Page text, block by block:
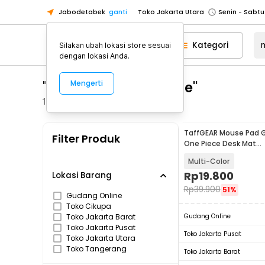
Jabodetabek ganti Toko Jakarta Utara
Toko Tangerang
Toko Cikupa
Pick n Go Jakarta Barat
Senin -
Pick n Go Bekasi
Toko Jakarta Barat
Senin -
Toko Tangerang
Kategori
"mousepad one piece"
100
Filter Produk
Lokasi Barang
Gudang Online
Toko Cikupa
Toko Jakarta Barat
Toko Jakarta Pusat
Toko Jakarta Utara
Toko Tangerang
TaffGEAR Mouse Pad
One Piece Desk Mat
Multi-Color
Rp19.800
Rp39.900 51%
Gudang Online
Toko Jakarta Pusat
Toko Jakarta Barat
Silakan ubah lokasi store sesuai
dengan lokasi Anda.
Mengerti